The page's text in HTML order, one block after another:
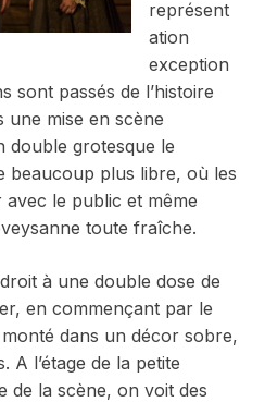
représent
ation
exception
sont passés de l’histoire
une mise en scène
double grotesque le
beaucoup plus libre, où les
le public et même
toute fraîche.
à une double dose de
en commençant par le
monté dans un décor sobre,
A l’étage de la petite
de la scène, on voit des